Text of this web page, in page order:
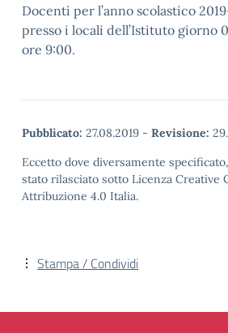
Docenti per l’anno scolastico
presso i locali dell’Istituto giorno
ore 9:00.
Pubblicato: 27.08.2019 - Revisione:
Eccetto dove diversamente
stato rilasciato sotto Licenza Creative
Attribuzione 4.0 Italia.
Stampa / Condividi